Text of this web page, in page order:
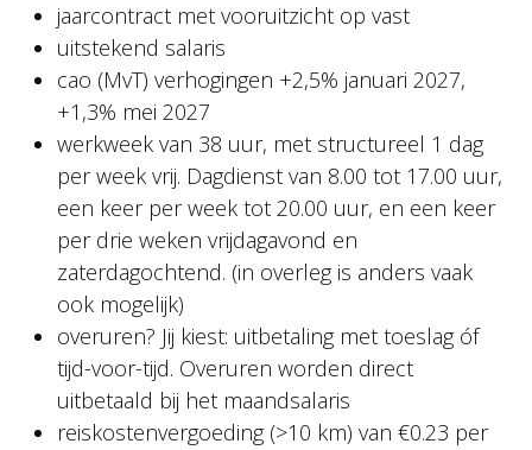
jaarcontract met vooruitzicht op vast
uitstekend salaris
cao (MvT) verhogingen +2,5% januari 2027,
+1,3% mei 2027
werkweek van 38 uur, met structureel 1 dag
per week vrij. Dagdienst van 8.00 tot 17.00 uur,
een keer per week tot 20.00 uur, en een keer
per drie weken vrijdagavond en
zaterdagochtend. (in overleg is anders vaak
ook mogelijk)
overuren? Jij kiest: uitbetaling met toeslag óf
tijd-voor-tijd. Overuren worden direct
uitbetaald bij het maandsalaris
reiskostenvergoeding (>10 km) van €0.23 per